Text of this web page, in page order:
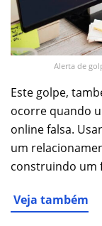
Alerta de
Este golpe,
ocorre quando
online falsa.
um
construindo um
Veja também